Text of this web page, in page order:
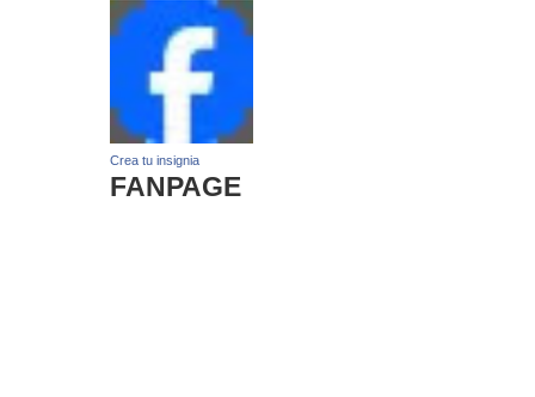
Crea tu insignia
FANPAGE